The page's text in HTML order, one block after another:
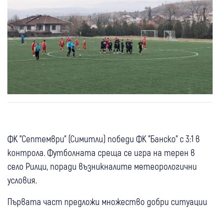
ФК "Септември" (Симитли) победи ФК "Банско" с 3:1 в
контрола. Футболната среща се игра на терен в
село Рилци, поради възникналите метеорологични
условия.
Първата част предложи множество добри ситуации